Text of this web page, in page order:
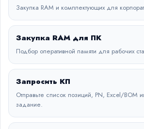
Закупка RAM и комплектующих для
Закупка RAM для ПК
Подбор оперативной памяти для рабочих
Запросить КП
Отправьте список позиций, PN, Excel/BOM
задание.